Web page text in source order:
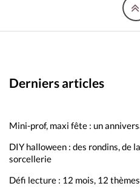
Derniers articles
Mini-prof, maxi fête : un
DIY halloween : des rondins, de
sorcellerie
Défi lecture : 12 mois, 12